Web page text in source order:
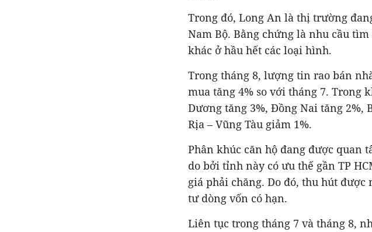
Trong đó, Long An là thị trường
Nam Bộ. Bằng chứng là nhu cầu tìm
khác ở hầu hết các loại hình.
Trong tháng 8, lượng tin rao bán
mua tăng 4% so với tháng 7. Trong
Dương tăng 3%, Đồng Nai tăng 2%,
Rịa – Vũng Tàu giảm 1%.
Phân khúc căn hộ đang được quan
do bởi tỉnh này có ưu thế gần TP
giá phải chăng. Do đó, thu hút
tư dòng vốn có hạn.
Liên tục trong tháng 7 và tháng 8,